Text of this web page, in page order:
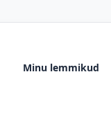
Minu lemmikud